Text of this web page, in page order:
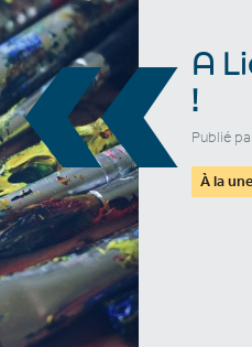
«A
!
Publié
À la une